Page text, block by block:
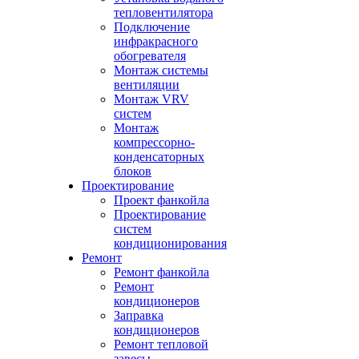
тепловентилятора
Подключение
инфракрасного
обогревателя
Монтаж системы
вентиляции
Монтаж VRV
систем
Монтаж
компрессорно-
конденсаторных
блоков
Проектирование
Проект фанкойла
Проектирование
систем
кондиционирования
Ремонт
Ремонт фанкойла
Ремонт
кондиционеров
Заправка
кондиционеров
Ремонт тепловой